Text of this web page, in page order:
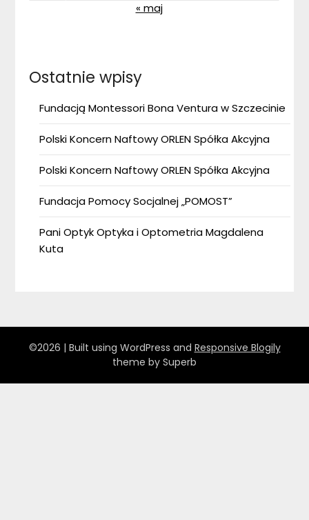
« maj
Ostatnie wpisy
Fundacją Montessori Bona Ventura w Szczecinie
Polski Koncern Naftowy ORLEN Spółka Akcyjna
Polski Koncern Naftowy ORLEN Spółka Akcyjna
Fundacja Pomocy Socjalnej „POMOST”
Pani Optyk Optyka i Optometria Magdalena
Kuta
©2026 | Built using WordPress and Responsive Blogily
theme by Superb